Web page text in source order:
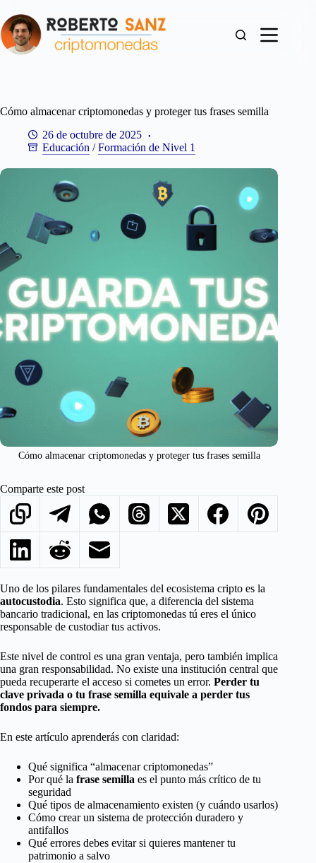
al
contenido
Cómo almacenar criptomonedas y proteger tus frases semilla
26 de octubre de 2025
Educación /Formación de Nivel 1
Cómo almacenar criptomonedas y proteger tus frases semilla
Comparte este post
Uno de los pilares fundamentales del ecosistema cripto es la
autocustodia. Esto significa que, a diferencia del sistema
bancario tradicional, en las criptomonedas tú eres el único
responsable de custodiar tus activos.
Este nivel de control es una gran ventaja, pero también implica
una gran responsabilidad. No existe una institución central que
pueda recuperarte el acceso si cometes un error. Perder tu
clave privada o tu frase semilla equivale a perder tus
fondos para siempre.
En este artículo aprenderás con claridad:
Qué significa “almacenar criptomonedas”
Por qué la frase semilla es el punto más crítico de tu
seguridad
Qué tipos de almacenamiento existen (y cuándo usarlos)
Cómo crear un sistema de protección duradero y
antifallos
Qué errores debes evitar si quieres mantener tu
patrimonio a salvo